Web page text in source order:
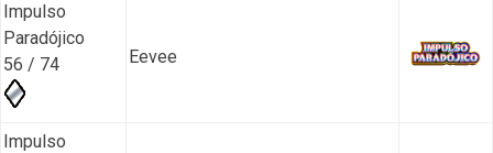
Impulso
Paradójico
56 / 74
Eevee
Impulso